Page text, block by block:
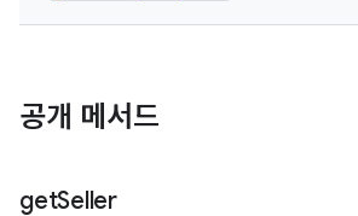
공개 메서드
getSeller